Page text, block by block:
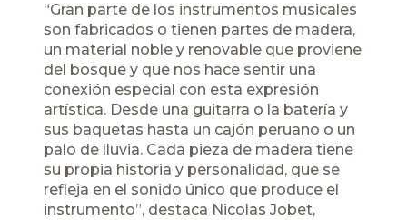
“Gran parte de los instrumentos musicales
son fabricados o tienen partes de madera,
un material noble y renovable que proviene
del bosque y que nos hace sentir una
conexión especial con esta expresión
artística. Desde una guitarra o la batería y
sus baquetas hasta un cajón peruano o un
palo de lluvia. Cada pieza de madera tiene
su propia historia y personalidad, que se
refleja en el sonido único que produce el
instrumento”, destaca Nicolas Jobet,